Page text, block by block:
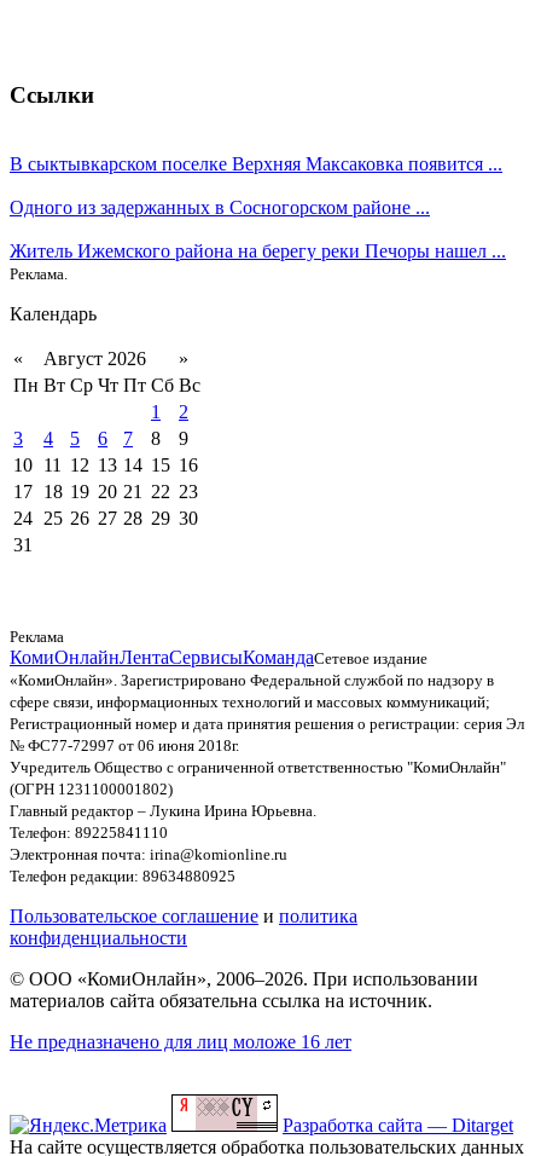
Ссылки
В сыктывкарском поселке Верхняя Максаковка появится ...
Одного из задержанных в Сосногорском районе ...
Житель Ижемского района на берегу реки Печоры нашел ...
Реклама.
Календарь
« Август 2026
»
Пн Вт Ср Чт Пт Сб Вс
1
2
3
4 5 6 7 8
9
10 11 12 13 14 15 16
17 18 19 20 21 22 23
24 25 26 27 28 29 30
31
Реклама
КомиОнлайнЛентаСервисыКомандаСетевое издание
«КомиОнлайн». Зарегистрировано Федеральной службой по надзору в
сфере связи, информационных технологий и массовых коммуникаций;
Регистрационный номер и дата принятия решения о регистрации: серия Эл
№ ФС77-72997 от 06 июня 2018г.
Учредитель Общество с ограниченной ответственностью "КомиОнлайн"
(ОГРН 1231100001802)
Главный редактор – Лукина Ирина Юрьевна.
Телефон: 89225841110
Электронная почта: irina@komionline.ru
Телефон редакции: 89634880925
Пользовательское соглашение и политика
конфиденциальности
© ООО «КомиОнлайн», 2006–2026. При использовании
материалов сайта обязательна ссылка на источник.
Не предназначено для лиц моложе 16 лет
Разработка сайта — Ditarget
На сайте осуществляется обработка пользовательских данных